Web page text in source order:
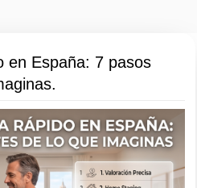
en España: 7 pasos